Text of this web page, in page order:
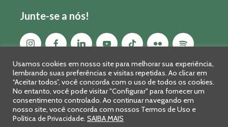
Junte-se a nós!
Sistema FAEP/SENAR-PR © 2026 · R. Marechal Deodoro, 450, 14º
Usamos cookies em nosso site para melhorar sua experiência,
lembrando suas preferências e visitas repetidas. Ao clicar em
“Aceitar todos”, você concorda com o uso de todos os cookies.
No entanto, você pode visitar "Configurar" para fornecer um
consentimento controlado. Ao continuar navegando em
nosso site, você concorda com nossos Termos de Uso e
Política de Privacidade. SAIBA MAIS